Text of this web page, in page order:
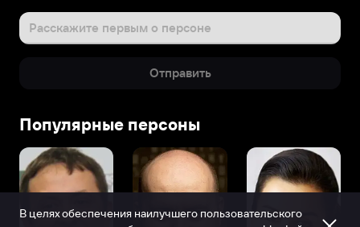
Расскажите первым о персоне
Отправить
Популярные персоны
В целях обеспечения наилучшего пользовательского